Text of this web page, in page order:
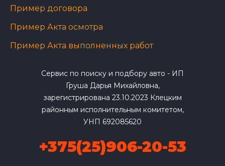
Пример договора
Пример Акта осмотра
Пример Акта выполненных работ
Сервис по поиску и подбору авто - ИП
Груша Дарья Михайловна,
зарегистрирована 23.10.2023 Клецким
районным исполнительным комитетом,
УНП 692085620
+375(25)906-20-53